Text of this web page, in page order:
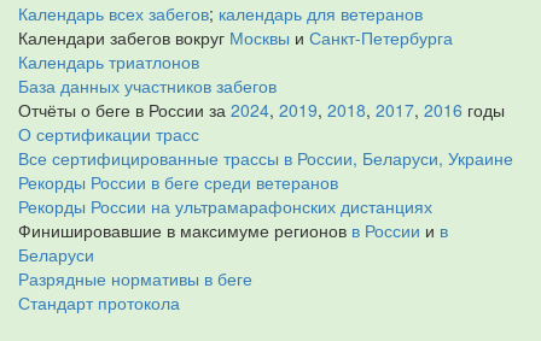
Календарь всех забегов; календарь для ветеранов
Календари забегов вокруг Москвы и Санкт-Петербурга
Календарь триатлонов
База данных участников забегов
Отчёты о беге в России за 2024, 2019, 2018, 2017, 2016 годы
О сертификации трасс
Все сертифицированные трассы в России, Беларуси, Украине
Рекорды России в беге среди ветеранов
Рекорды России на ультрамарафонских дистанциях
Финишировавшие в максимуме регионов в России и в
Беларуси
Разрядные нормативы в беге
Стандарт протокола